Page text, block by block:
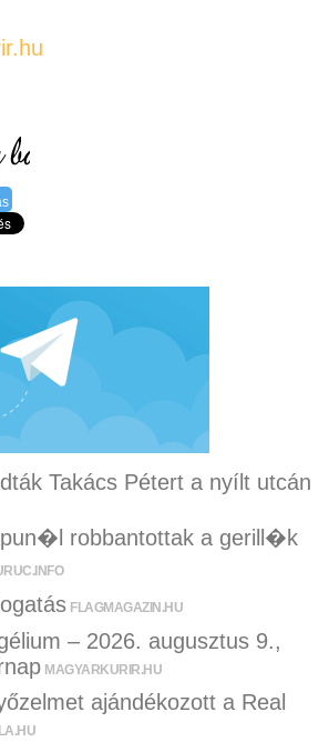
Takács Pétert a nyílt utcán
robbantottak a gerill�k
FLAGMAGAZIN.HU
– 2026. augusztus 9.,
MAGYARKURIR.HU
ajándékozott a Real